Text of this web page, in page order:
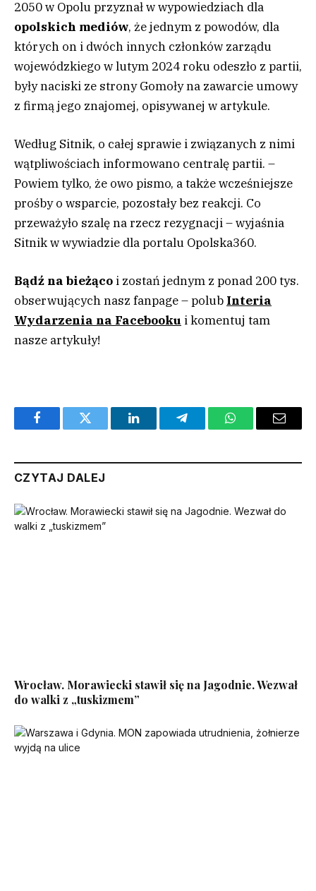
2050 w Opolu przyznał w wypowiedziach dla
opolskich mediów, że jednym z powodów, dla
których on i dwóch innych członków zarządu
wojewódzkiego w lutym 2024 roku odeszło z partii,
były naciski ze strony Gomoły na zawarcie umowy
z firmą jego znajomej, opisywanej w artykule.
Według Sitnik, o całej sprawie i związanych z nimi
wątpliwościach informowano centralę partii. –
Powiem tylko, że owo pismo, a także wcześniejsze
prośby o wsparcie, pozostały bez reakcji. Co
przeważyło szalę na rzecz rezygnacji – wyjaśnia
Sitnik w wywiadzie dla portalu Opolska360.
Bądź na bieżąco i zostań jednym z ponad 200 tys.
obserwujących nasz fanpage – polub Interia
Wydarzenia na Facebooku i komentuj tam
nasze artykuły!
FacebookTwitter LinkedInTelegramWhatsAppEmail
CZYTAJ DALEJ
Wrocław. Morawiecki stawił się na Jagodnie. Wezwał
do walki z „tuskizmem”